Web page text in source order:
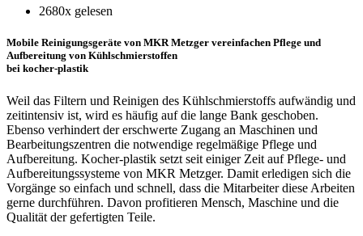
2680x gelesen
Mobile Reinigungsgeräte von MKR Metzger vereinfachen Pflege und
Aufbereitung von Kühlschmierstoffen
bei kocher-plastik
Weil das Filtern und Reinigen des Kühlschmierstoffs aufwändig und
zeitintensiv ist, wird es häufig auf die lange Bank geschoben.
Ebenso verhindert der erschwerte Zugang an Maschinen und
Bearbeitungszentren die notwen­dige regelmäßige Pflege und
Aufbereitung. Kocher-plastik setzt seit einiger Zeit auf Pflege- und
Aufbereitungssysteme von MKR Metzger. Damit erledigen sich die
Vorgänge so einfach und schnell, dass die Mitarbeiter diese Arbeiten
gerne durchführen. Davon profitieren Mensch, Maschine und die
Qualität der gefertigten Teile.